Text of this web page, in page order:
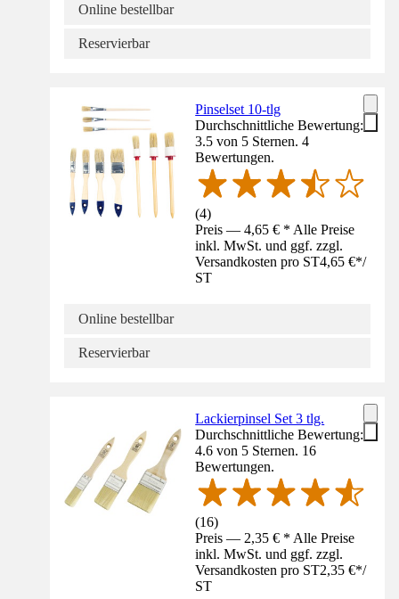
Online bestellbar
Reservierbar
Pinselset 10-tlg
Durchschnittliche Bewertung:
3.5 von 5 Sternen. 4
Bewertungen.
(4)
Preis — 4,65 € * Alle Preise
inkl. MwSt. und ggf. zzgl.
Versandkosten pro ST4,65 €*/
ST
Online bestellbar
Reservierbar
Lackierpinsel Set 3 tlg.
Durchschnittliche Bewertung:
4.6 von 5 Sternen. 16
Bewertungen.
(16)
Preis — 2,35 € * Alle Preise
inkl. MwSt. und ggf. zzgl.
Versandkosten pro ST2,35 €*/
ST